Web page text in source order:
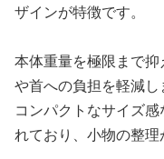
ザインが特徴です。
本体重量を極限まで
や首への負担を軽減し
コンパクトなサイズ
れており、小物の整理